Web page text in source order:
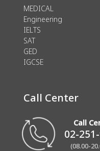
MEDICAL
Engineering
IELTS
SAT
GED
IGCSE
Call Center
Call
02-
(08.00-